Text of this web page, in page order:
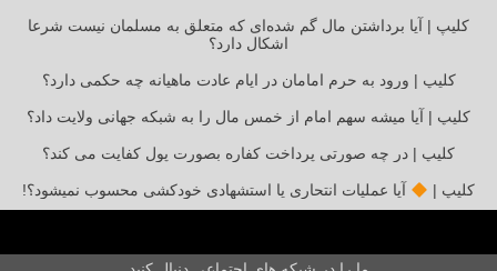
کلیپ | آیا برداشتن مال گم شده‌ای که متعلق به مسلمان نیست شرعا
اشکال دارد؟
کلیپ | ورود به حرم امامان در ایام عادت ماهیانه چه حکمی دارد؟
کلیپ | آیا میشه سهم امام از خمس مال را به شبکه جهانی ولایت داد؟
کلیپ | در چه صورتی پرداخت کفاره بصورت پول کفایت می کند؟
کلیپ | آیا عملیات انتحاری یا استشهادی خودکشی محسوب نمیشود؟!